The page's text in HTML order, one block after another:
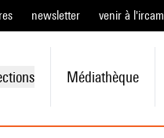
newsletter venir à l'ircam
Médiathèque